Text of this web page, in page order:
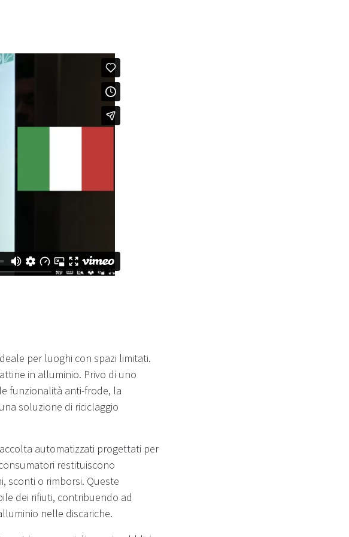
per luoghi con spazi limitati.
in alluminio. Privo di uno
funzionalità anti-frode, la
soluzione di riciclaggio
automatizzati progettati per
restituiscono
sconti o rimborsi. Queste
dei rifiuti, contribuendo ad
nelle discariche.